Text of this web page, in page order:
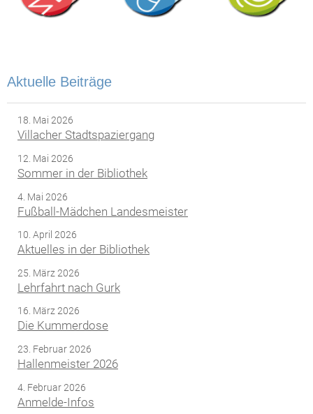
Aktuelle Beiträge
18. Mai 2026
Villacher Stadtspaziergang
12. Mai 2026
Sommer in der Bibliothek
4. Mai 2026
Fußball-Mädchen Landesmeister
10. April 2026
Aktuelles in der Bibliothek
25. März 2026
Lehrfahrt nach Gurk
16. März 2026
Die Kummerdose
23. Februar 2026
Hallenmeister 2026
4. Februar 2026
Anmelde-Infos